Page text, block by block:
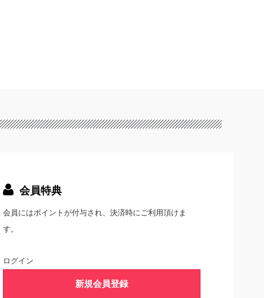
会員特典
会員にはポイントが付与され、決済時にご利用頂けま
す。
ログイン
新規会員登録